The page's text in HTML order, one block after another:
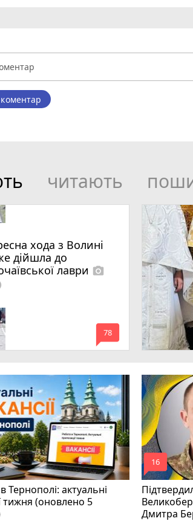
читають
хода з Волині
дійшла до
лаври photo_camera
mode_comment
78
Тернополі: актуальні
тижня (оновлено 5
Дмитра
mode_comment
16